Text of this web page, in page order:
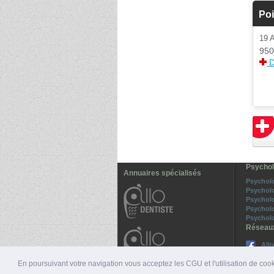
En poursuivant votre navigation vous acceptez les CGU et l'utilisation de
19
Annuaires spécialisés